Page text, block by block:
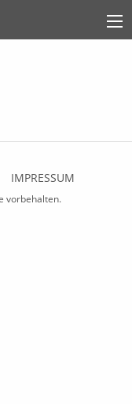
IMPRESSUM
vorbehalten.